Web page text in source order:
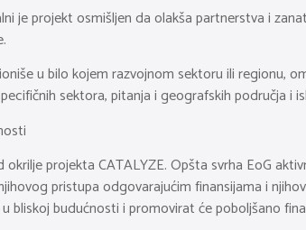
je projekt osmišljen da olakša partnerstva i
u bilo kojem razvojnom sektoru ili regionu,
sektora, pitanja i geografskih područja i
projekta CATALYZE. Opšta svrha EoG
pristupa odgovarajućim finansijama i
bliskoj budućnosti i promovirat će poboljšano